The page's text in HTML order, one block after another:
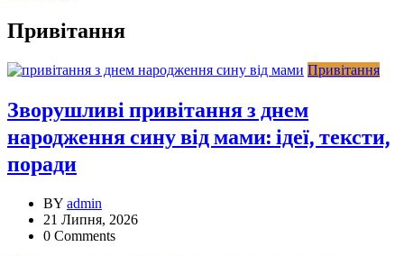
Привітання
Привітання
Зворушливі привітання з днем
народження сину від мами: ідеї, тексти,
поради
BY admin
21 Липня, 2026
0 Comments